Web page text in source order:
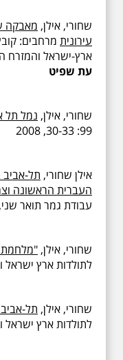
שחורי, אילן, מאבקה
עירונית מרחבים:
ארץ-ישראל והמזרח התיכון , 4:
עת שפיט
שחורי, אילן, נמל תל
99: 30-33, 2008
אילן שחורי, תל-
העברית הראשונה
עבודת גמר תואר שני,
שחורי, אילן,
לתולדות ארץ ישראל ועם
שחורי, אילן, תל-
לתולדות ארץ ישראל ועם